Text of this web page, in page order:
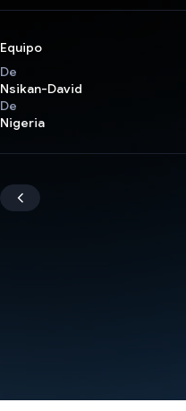
Equipo
De
Nsikan-David
De
Nigeria